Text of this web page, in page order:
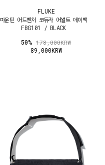
FLUKE
마운틴 어드벤처 코듀라 어썰트 데이백
FBG101 / BLACK
50%178,000KRW
89,000KRW